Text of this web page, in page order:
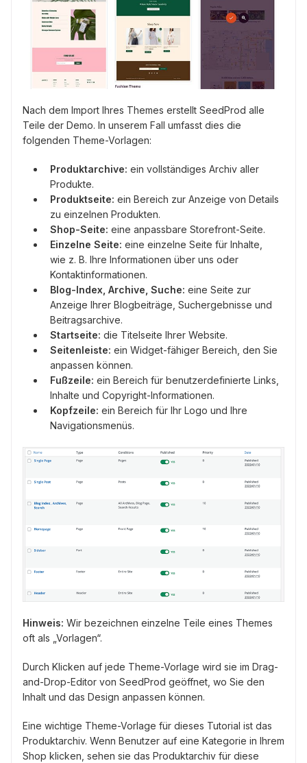
Nach dem Import Ihres Themes erstellt SeedProd alle
Teile der Demo. In unserem Fall umfasst dies die
folgenden Theme-Vorlagen:
Produktarchive: ein vollständiges Archiv aller
Produkte.
Produktseite: ein Bereich zur Anzeige von Details
zu einzelnen Produkten.
Shop-Seite: eine anpassbare Storefront-Seite.
Einzelne Seite: eine einzelne Seite für Inhalte,
wie z. B. Ihre Informationen über uns oder
Kontaktinformationen.
Blog-Index, Archive, Suche: eine Seite zur
Anzeige Ihrer Blogbeiträge, Suchergebnisse und
Beitragsarchive.
Startseite: die Titelseite Ihrer Website.
Seitenleiste: ein Widget-fähiger Bereich, den Sie
anpassen können.
Fußzeile: ein Bereich für benutzerdefinierte Links,
Inhalte und Copyright-Informationen.
Kopfzeile: ein Bereich für Ihr Logo und Ihre
Navigationsmenüs.
Hinweis: Wir bezeichnen einzelne Teile eines Themes
oft als „Vorlagen“.
Durch Klicken auf jede Theme-Vorlage wird sie im Drag-
and-Drop-Editor von SeedProd geöffnet, wo Sie den
Inhalt und das Design anpassen können.
Eine wichtige Theme-Vorlage für dieses Tutorial ist das
Produktarchiv. Wenn Benutzer auf eine Kategorie in Ihrem
Shop klicken, sehen sie das Produktarchiv für diese